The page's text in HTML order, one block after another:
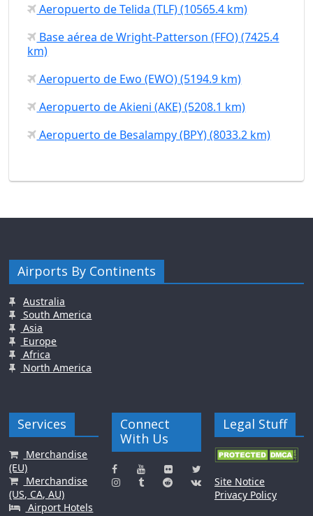
Aeropuerto de Telida (TLF) (10565.4 km)
Base aérea de Wright-Patterson (FFO) (7425.4
km)
Aeropuerto de Ewo (EWO) (5194.9 km)
Aeropuerto de Akieni (AKE) (5208.1 km)
Aeropuerto de Besalampy (BPY) (8033.2 km)
Airports By Continents
Australia
South America
Asia
Europe
Africa
North America
Services
Merchandise
(EU)
Merchandise
(US, CA, AU)
Airport Hotels
Connect
With Us
Legal Stuff
Site Notice
Privacy Policy